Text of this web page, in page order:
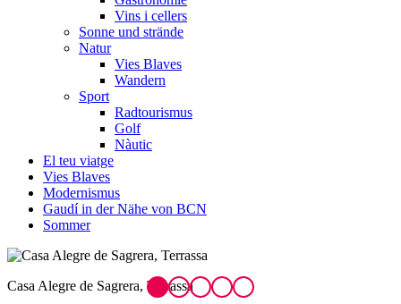
Vins i cellers
Sonne und strände
Natur
Vies Blaves
Wandern
Sport
Radtourismus
Golf
Nàutic
El teu viatge
Vies Blaves
Modernismus
Gaudí in der Nähe von BCN
Sommer
Burg Santa Florentina, Canet de Mar